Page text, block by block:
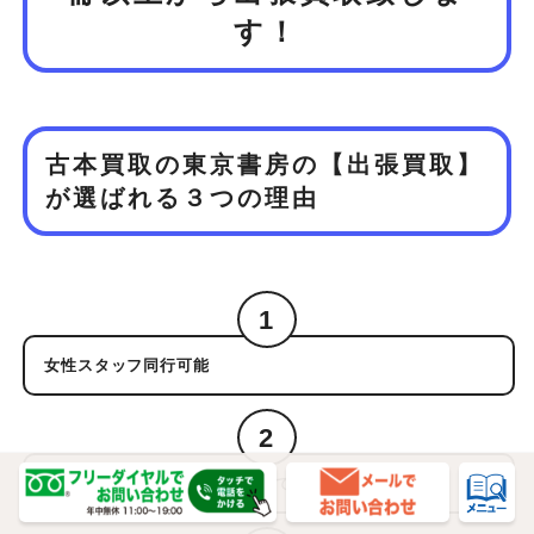
す！
古本買取の東京書房の【出張買取】
が選ばれる３つの理由
1
女性スタッフ同行可能
2
買取スタッフの顔が事前に確認できるので安心